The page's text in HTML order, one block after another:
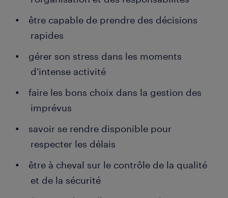
être capable de prendre des décisions
rapides
gérer son stress dans les moments
d'intense activité
faire les bons choix dans la gestion des
imprévus
savoir se rendre disponible pour
respecter les délais
être à cheval sur le contrôle de la qualité
et de la sécurité